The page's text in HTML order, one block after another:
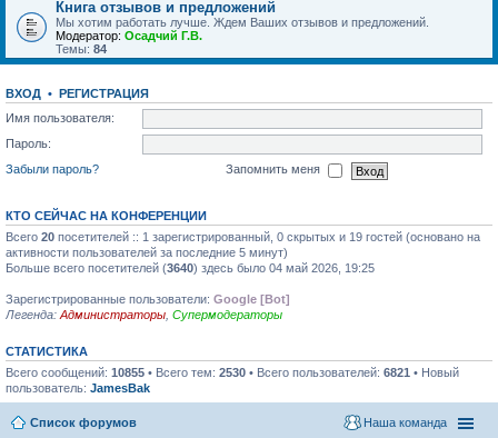
Книга отзывов и предложений
Мы хотим работать лучше. Ждем Ваших отзывов и предложений.
Модератор: Осадчий Г.В.
Темы: 84
ВХОД • РЕГИСТРАЦИЯ
Имя пользователя:
Пароль:
Забыли пароль?
Запомнить меня
КТО СЕЙЧАС НА КОНФЕРЕНЦИИ
Всего 20 посетителей :: 1 зарегистрированный, 0 скрытых и 19 гостей (основано на
активности пользователей за последние 5 минут)
Больше всего посетителей (3640) здесь было 04 май 2026, 19:25
Зарегистрированные пользователи: Google [Bot]
Легенда: Администраторы Супермодераторы
СТАТИСТИКА
Всего сообщений: 10855 • Всего тем: 2530 • Всего пользователей: 6821 • Новый
пользователь: JamesBak
Список форумов Наша команда